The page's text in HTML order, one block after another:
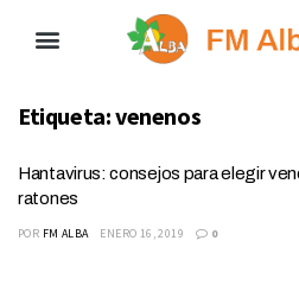
Etiqueta:venenos
Hantavirus: consejos para elegir
ratones
POR FM ALBA ENERO 16, 2019 0